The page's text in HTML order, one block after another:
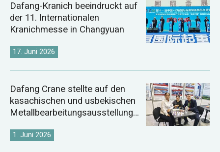
Dafang-Kranich beeindruckt auf
der 11. Internationalen
Kranichmesse in Changyuan
17. Juni 2026
Dafang Crane stellte auf den
kasachischen und usbekischen
Metallbearbeitungsausstellunge
1. Juni 2026